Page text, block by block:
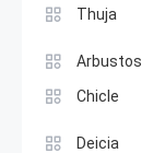
Thuja
Arbustos
Chicle
Deicia